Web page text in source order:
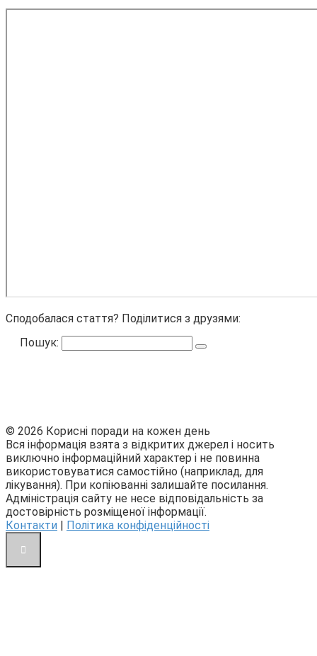
Сподобалася стаття? Поділитися з друзями:
Пошук:
© 2026 Корисні поради на кожен день
Вся інформація взята з відкритих джерел і носить
виключно інформаційний характер і не повинна
використовуватися самостійно (наприклад, для
лікування). При копіюванні залишайте посилання.
Адміністрація сайту не несе відповідальність за
достовірність розміщеної інформації.
Контакти | Політика конфіденційності